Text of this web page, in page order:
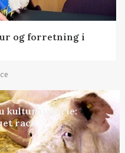
og forretning i
kulturhistorie:
race